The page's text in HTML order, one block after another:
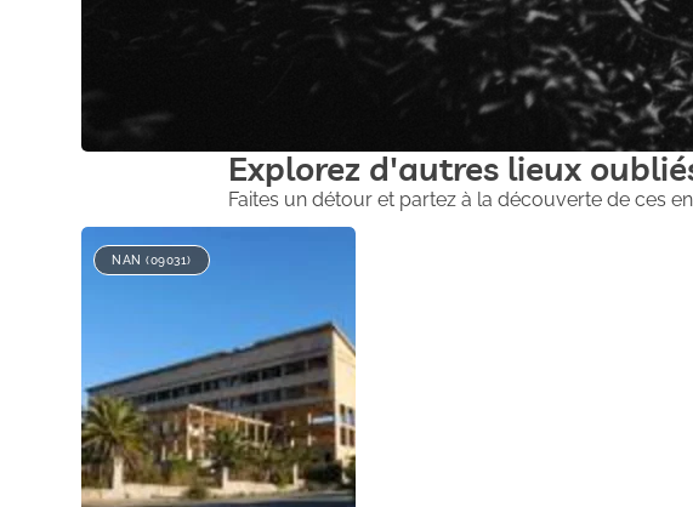
Explorez d'autres lieux
Faites un détour et partez à la découverte de ces
NAN (09031)